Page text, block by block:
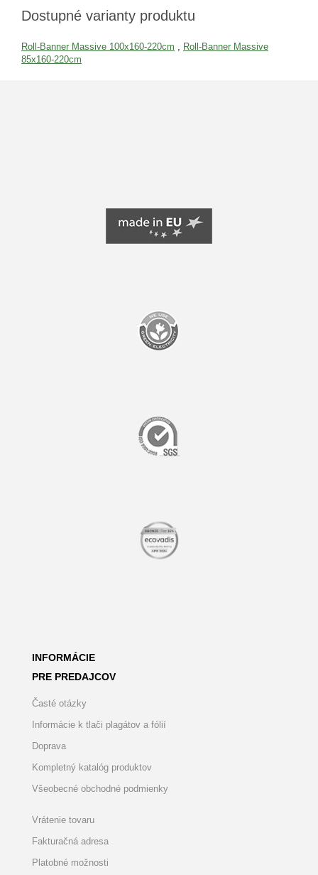
Dostupné varianty produktu
Roll-Banner Massive 100x160-220cm
Roll-Banner Massive
85x160-220cm
INFORMÁCIE
PRE PREDAJCOV
Časté otázky
Informácie k tlači plagátov a fólií
Doprava
Kompletný katalóg produktov
Všeobecné obchodné podmienky
Vrátenie tovaru
Fakturačná adresa
Platobné možnosti